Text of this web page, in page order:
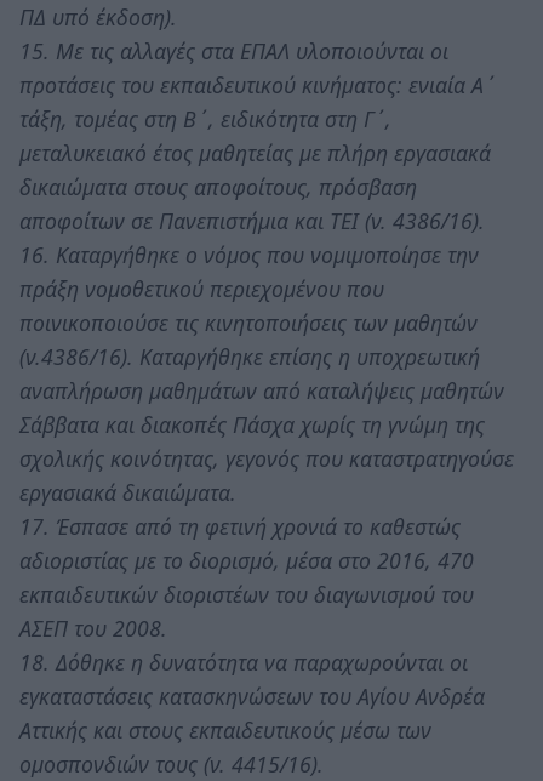
ΠΔ υπό έκδοση).
15. Με τις αλλαγές στα ΕΠΑΛ υλοποιούνται οι
προτάσεις του εκπαιδευτικού κινήματος: ενιαία Α΄
τάξη, τομέας στη Β΄, ειδικότητα στη Γ΄,
μεταλυκειακό έτος μαθητείας με πλήρη εργασιακά
δικαιώματα στους αποφοίτους, πρόσβαση
αποφοίτων σε Πανεπιστήμια και ΤΕΙ (ν. 4386/16).
16. Καταργήθηκε ο νόμος που νομιμοποίησε την
πράξη νομοθετικού περιεχομένου που
ποινικοποιούσε τις κινητοποιήσεις των μαθητών
(ν.4386/16). Καταργήθηκε επίσης η υποχρεωτική
αναπλήρωση μαθημάτων από καταλήψεις μαθητών
Σάββατα και διακοπές Πάσχα χωρίς τη γνώμη της
σχολικής κοινότητας, γεγονός που καταστρατηγούσε
εργασιακά δικαιώματα.
17. Έσπασε από τη φετινή χρονιά το καθεστώς
αδιοριστίας με το διορισμό, μέσα στο 2016, 470
εκπαιδευτικών διοριστέων του διαγωνισμού του
ΑΣΕΠ του 2008.
18. Δόθηκε η δυνατότητα να παραχωρούνται οι
εγκαταστάσεις κατασκηνώσεων του Αγίου Ανδρέα
Αττικής και στους εκπαιδευτικούς μέσω των
ομοσπονδιών τους (ν. 4415/16).